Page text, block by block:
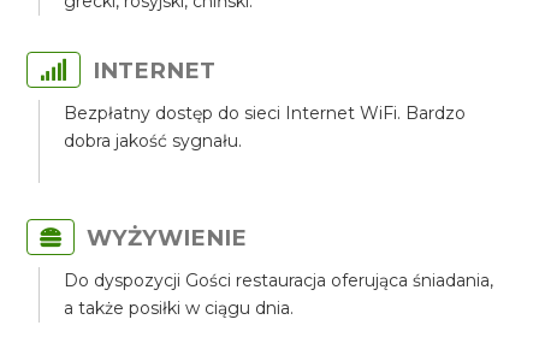
INTERNET
Bezpłatny dostęp do sieci Internet WiFi. Bardzo
dobra jakość sygnału.
WYŻYWIENIE
Do dyspozycji Gości restauracja oferująca śniadania,
a także posiłki w ciągu dnia.